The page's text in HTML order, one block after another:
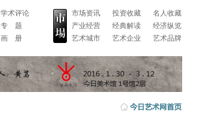
学术评论
专 题
画 册
市场资讯
产业经营
艺术城市
投资收藏
经典解读
艺术企业
名人收藏
经济纵览
艺术品牌